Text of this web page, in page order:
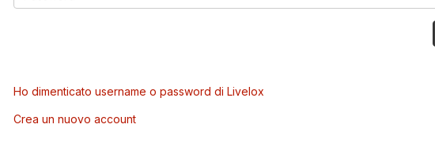
Ho dimenticato username o password di Livelox
Crea un nuovo account